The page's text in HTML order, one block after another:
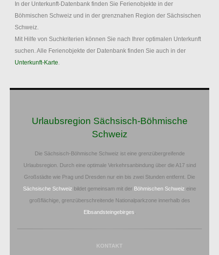
In der Unterkunft-Datenbank finden Sie Ferienobjekte in der
Böhmischen Schweiz und in der grenznahen Region der Sächsischen
Schweiz.
Mit Hilfe von Suchkriterien können Sie nach Ihrer optimalen Unterkunft
suchen. Alle Ferienobjekte der Datenbank finden Sie auch in der
Unterkunft-Karte.
Urlaubsregion Sächsisch-Böhmische
Schweiz
Die Sächsisch-Böhmische Schweiz ist eine grenzübergreifende
Urlaubsregion. Durch eine optimale Verkehrsanbindung über die A17 sind
Großstädte wie Prag und Dresden nur ein bis zwei Stunden entfernt. Die
Sächsische Schweiz bildet gemeinsam mit der Böhmischen Schweiz eine
großflächige, grenzüberschreitende Nationalparkzone innerhalb des
Elbsandsteingebirges
KONTAKT